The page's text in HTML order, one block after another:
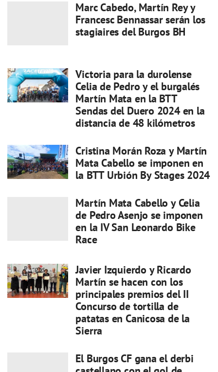
Marc Cabedo, Martín Rey y
Francesc Bennassar serán los
stagiaires del Burgos BH
Victoria para la durolense
Celia de Pedro y el burgalés
Martín Mata en la BTT
Sendas del Duero 2024 en la
distancia de 48 kilómetros
Cristina Morán Roza y Martín
Mata Cabello se imponen en
la BTT Urbión By Stages 2024
Martín Mata Cabello y Celia
de Pedro Asenjo se imponen
en la IV San Leonardo Bike
Race
Javier Izquierdo y Ricardo
Martín se hacen con los
principales premios del II
Concurso de tortilla de
patatas en Canicosa de la
Sierra
El Burgos CF gana el derbi